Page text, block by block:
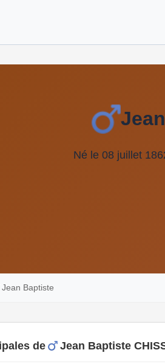
Né le 08 juillet
Baptiste
de Jean Baptiste